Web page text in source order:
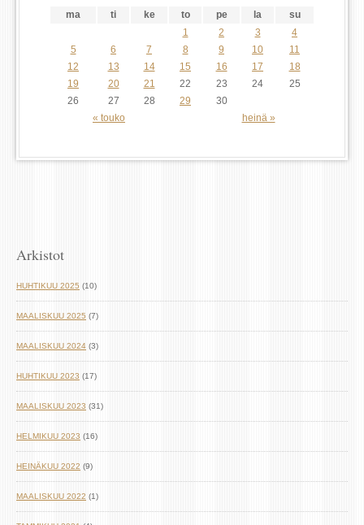
ma
ti ke to pe la su
« touko heinä »
1 2 3
4
5
6 7 8 9 10
11
12
13 14 15 16 17
18
19
20 21 22 23 24
25
26
27 28 29 30
Arkistot
HUHTIKUU 2025 (10)
MAALISKUU 2025 (7)
MAALISKUU 2024 (3)
HUHTIKUU 2023 (17)
MAALISKUU 2023 (31)
HELMIKUU 2023 (16)
HEINÄKUU 2022 (9)
MAALISKUU 2022 (1)